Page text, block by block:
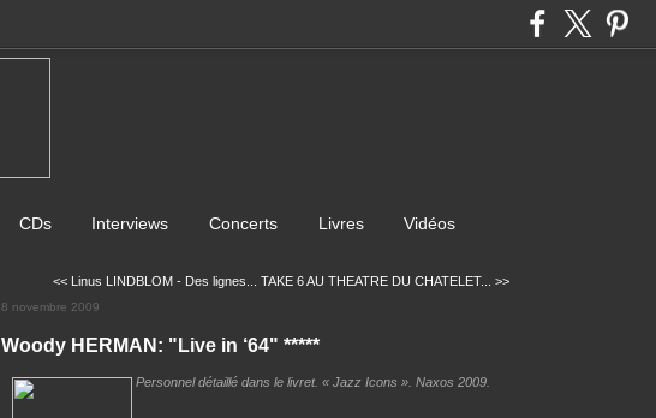
CDs Interviews Concerts Livres Vidéos
<< Linus LINDBLOM - Des lignes... TAKE 6 AU THEATRE DU CHATELET... >>
8 novembre 2009
Woody HERMAN: "Live in ‘64" *****
Personnel détaillé dans le livret. « Jazz Icons ». Naxos 2009.